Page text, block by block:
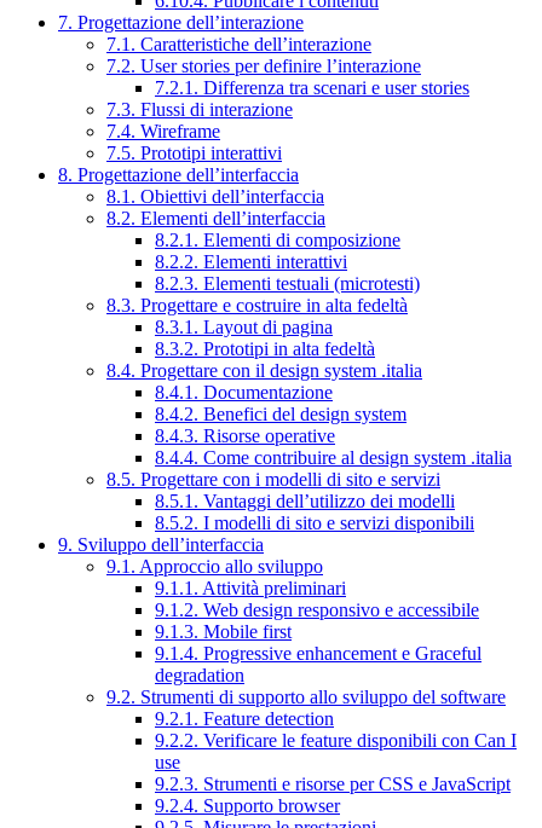
7. Progettazione dell’interazione
7.1. Caratteristiche dell’interazione
7.2. User stories per definire l’interazione
7.2.1. Differenza tra scenari e user stories
7.3. Flussi di interazione
7.4. Wireframe
7.5. Prototipi interattivi
8. Progettazione dell’interfaccia
8.1. Obiettivi dell’interfaccia
8.2. Elementi dell’interfaccia
8.2.1. Elementi di composizione
8.2.2. Elementi interattivi
8.2.3. Elementi testuali (microtesti)
8.3. Progettare e costruire in alta fedeltà
8.3.1. Layout di pagina
8.3.2. Prototipi in alta fedeltà
8.4. Progettare con il design system .italia
8.4.1. Documentazione
8.4.2. Benefici del design system
8.4.3. Risorse operative
8.4.4. Come contribuire al design system .italia
8.5. Progettare con i modelli di sito e servizi
8.5.1. Vantaggi dell’utilizzo dei modelli
8.5.2. I modelli di sito e servizi disponibili
9. Sviluppo dell’interfaccia
9.1. Approccio allo sviluppo
9.1.1. Attività preliminari
9.1.2. Web design responsivo e accessibile
9.1.3. Mobile first
9.1.4. Progressive enhancement e Graceful
degradation
9.2. Strumenti di supporto allo sviluppo del software
9.2.1. Feature detection
9.2.2. Verificare le feature disponibili con Can I
use
9.2.3. Strumenti e risorse per CSS e JavaScript
9.2.4. Supporto browser